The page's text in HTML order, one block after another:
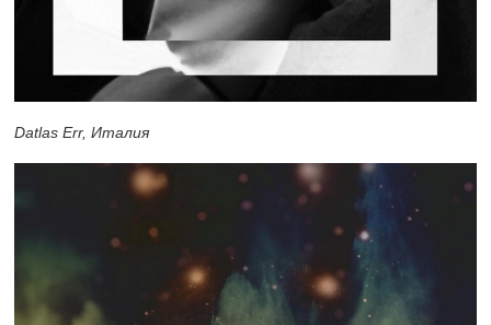
Datlas Err, Италия